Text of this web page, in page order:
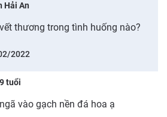
Hải An
thương trong tình huống nào?
2022
tuổi
vào gạch nền đá hoa ạ